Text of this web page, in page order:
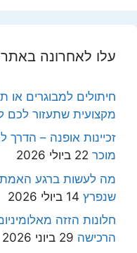
עלו לאחרונה
חיתולים למבוגרים או
מקצועית שתעזור לכם
זכיינות אופנה –
מוכר 22 ביולי 2026
מה לעשות ברגע האמת?
שנפרץ 14 ביולי 2026
חלונות הזזה
הרכישה 29 ביוני 2026